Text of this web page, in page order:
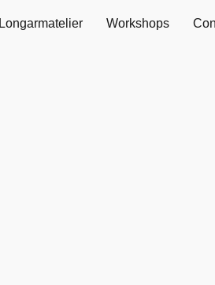
Longarmatelier Workshops